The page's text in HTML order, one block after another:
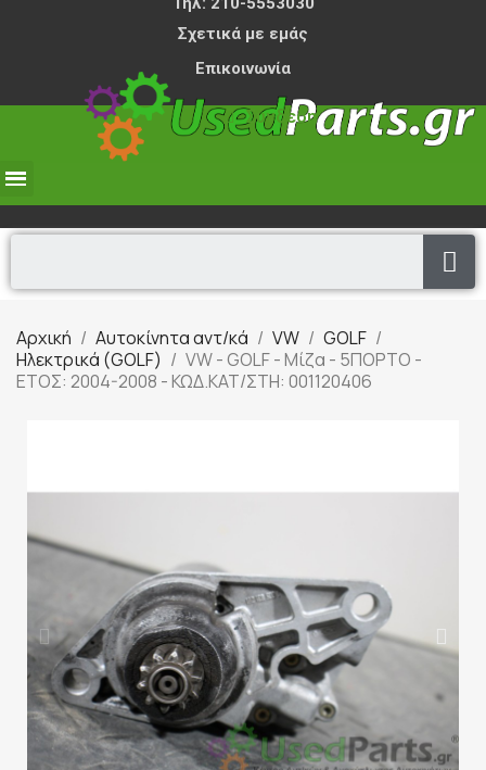
Σχετικά με εμάς
Επικοινωνία
Σύνδεση
Αρχική Αυτοκίνητα αντ/κά VW
GOLF
Ηλεκτρικά (GOLF)
VW - GOLF - Μίζα - 5ΠΟΡΤΟ -
ΕΤΟΣ: 2004-2008 - ΚΩΔ.ΚΑΤ/ΣΤΗ: 001120406